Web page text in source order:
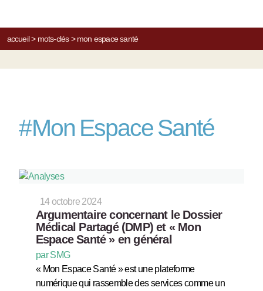
accueil> mots-clés> mon espace santé
#Mon Espace Santé
14 octobre 2024
Argumentaire concernant le Dossier
Médical Partagé (DMP) et « Mon
Espace Santé » en général
par SMG
« Mon Espace Santé » est une plateforme
numérique qui rassemble des services comme un